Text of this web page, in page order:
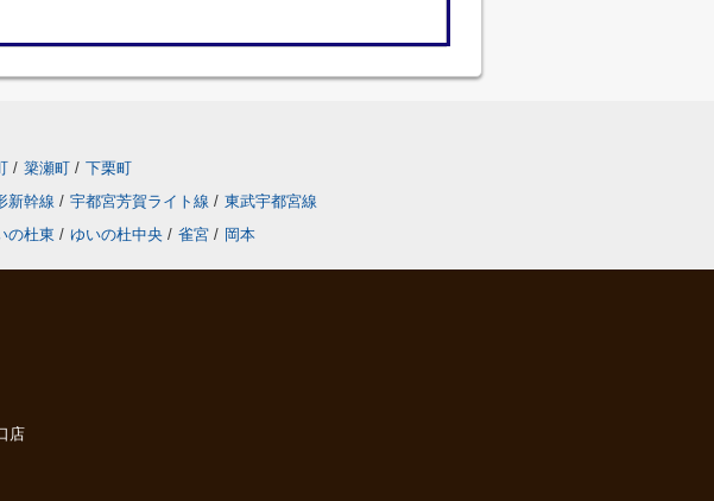
/ 簗瀬町 / 下栗町
新幹線 / 宇都宮芳賀ライト線 / 東武宇都宮線
の杜東 / ゆいの杜中央 / 雀宮 / 岡本
店